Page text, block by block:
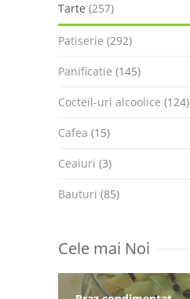
Tarte (257)
Patiserie (292)
Panificatie (145)
Cocteil-uri alcoolice (124)
Cafea (15)
Ceaiuri (3)
Bauturi (85)
Cele mai Noi